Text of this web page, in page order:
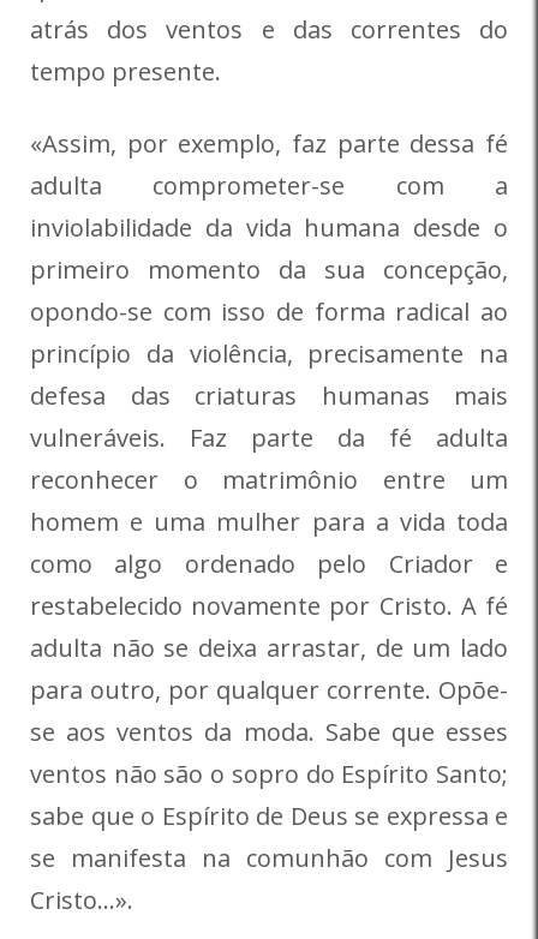
atrás dos ventos e das correntes do
tempo presente.
«Assim, por exemplo, faz parte dessa fé
adulta comprometer-se com a
inviolabilidade da vida humana desde o
primeiro momento da sua concepção,
opondo-se com isso de forma radical ao
princípio da violência, precisamente na
defesa das criaturas humanas mais
vulneráveis. Faz parte da fé adulta
reconhecer o matrimônio entre um
homem e uma mulher para a vida toda
como algo ordenado pelo Criador e
restabelecido novamente por Cristo. A fé
adulta não se deixa arrastar, de um lado
para outro, por qualquer corrente. Opõe-
se aos ventos da moda. Sabe que esses
ventos não são o sopro do Espírito Santo;
sabe que o Espírito de Deus se expressa e
se manifesta na comunhão com Jesus
Cristo…».